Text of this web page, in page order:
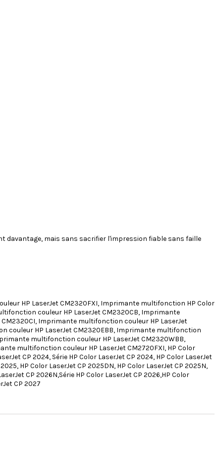
davantage, mais sans sacrifier l'impression fiable sans faille
HP LaserJet CM2320FXI, Imprimante multifonction HP Color
couleur HP LaserJet CM2320CB, Imprimante
Imprimante multifonction couleur HP LaserJet
couleur HP LaserJet CM2320EBB, Imprimante multifonction
multifonction couleur HP LaserJet CM2320WBB,
multifonction couleur HP LaserJet CM2720FXI, HP Color
CP 2024, Série HP Color LaserJet CP 2024, HP Color LaserJet
HP Color LaserJet CP 2025DN, HP Color LaserJet CP 2025N,
CP 2026N,Série HP Color LaserJet CP 2026,HP Color
CP 2027